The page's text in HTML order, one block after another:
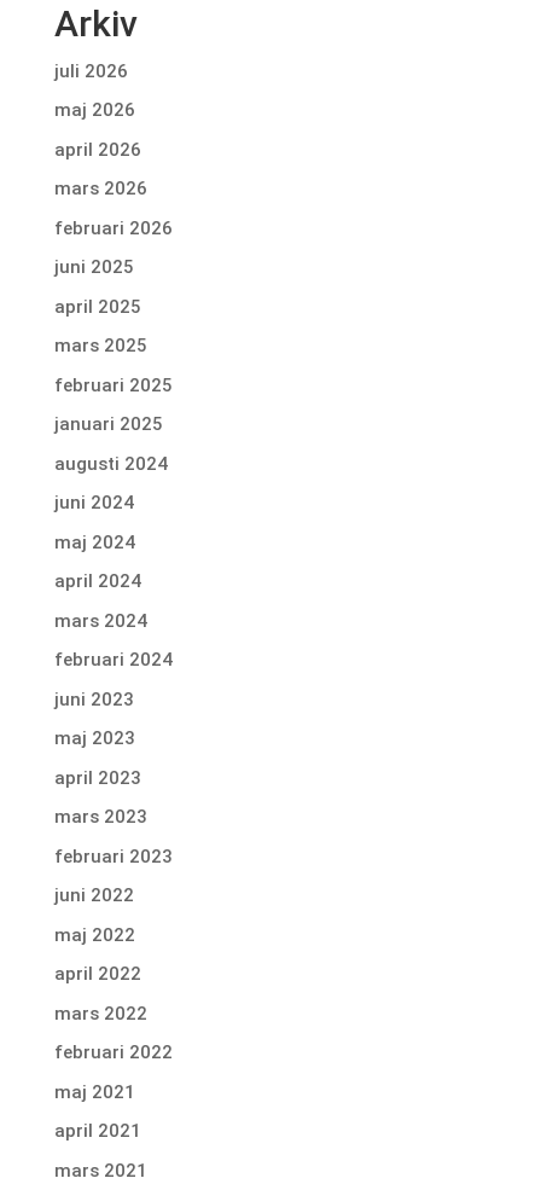
Arkiv
juli 2026
maj 2026
april 2026
mars 2026
februari 2026
juni 2025
april 2025
mars 2025
februari 2025
januari 2025
augusti 2024
juni 2024
maj 2024
april 2024
mars 2024
februari 2024
juni 2023
maj 2023
april 2023
mars 2023
februari 2023
juni 2022
maj 2022
april 2022
mars 2022
februari 2022
maj 2021
april 2021
mars 2021